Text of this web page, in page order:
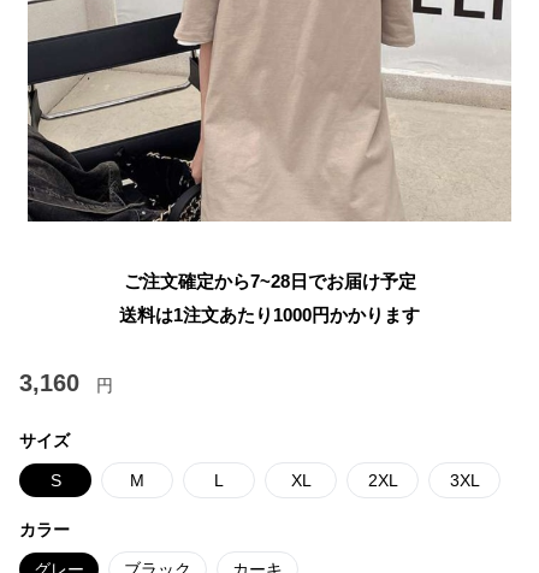
ご注文確定から7~28日でお届け予定
送料は1注文あたり 1000円かかります
3,160 円
サイズ
S M L XL 2XL 3XL
カラー